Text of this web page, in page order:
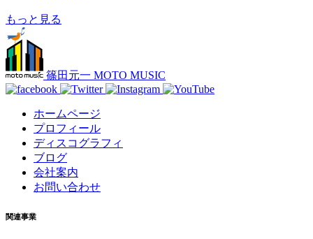
もっと見る
篠田元一 MOTO MUSIC
ホームページ
プロフィール
ディスコグラフィ
ブログ
会社案内
お問い合わせ
関連事業